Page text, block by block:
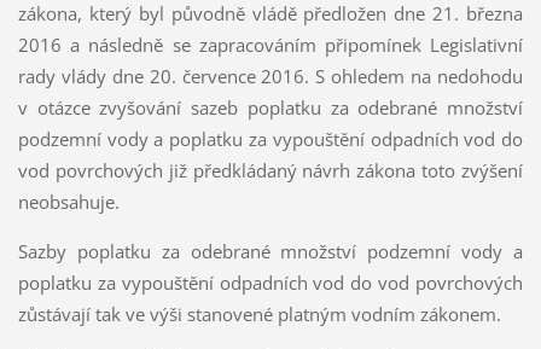
zákona, který byl původně vládě předložen dne 21. března
2016 a následně se zapracováním připomínek Legislativní
rady vlády dne 20. července 2016. S ohledem na nedohodu
v otázce zvyšování sazeb poplatku za odebrané množství
podzemní vody a poplatku za vypouštění odpadních vod do
vod povrchových již předkládaný návrh zákona toto zvýšení
neobsahuje.
Sazby poplatku za odebrané množství podzemní vody a
poplatku za vypouštění odpadních vod do vod povrchových
zůstávají tak ve výši stanovené platným vodním zákonem.